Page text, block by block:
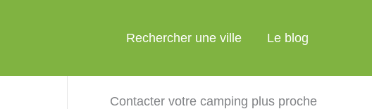
Rechercher une ville Le blog
Contacter votre camping plus proche